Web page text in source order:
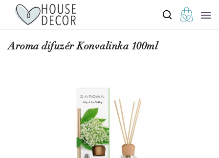
Aroma difuzér Konvalinka 100ml